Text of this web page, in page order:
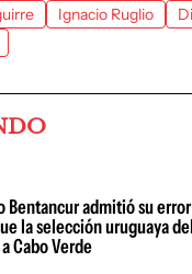
Ignacio Ruglio
Bentancur admitió su
la selección uruguaya
Cabo Verde